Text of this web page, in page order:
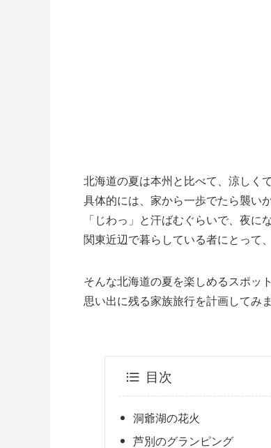
北海道の夏は本州と比べて、涼しく
具体的には、家から一歩でたら襲い
「じわっ」と汗ばむぐらいで、夜に
関東近辺で暮らしている者にとって
そんな北海道の夏を楽しめるスポッ
思い出に残る家族旅行を計画してみ
目次
洞爺湖の花火
芦別のグランピング